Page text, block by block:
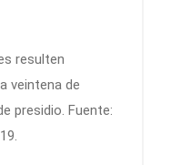
resulten
veintena de
presidio. Fuente: